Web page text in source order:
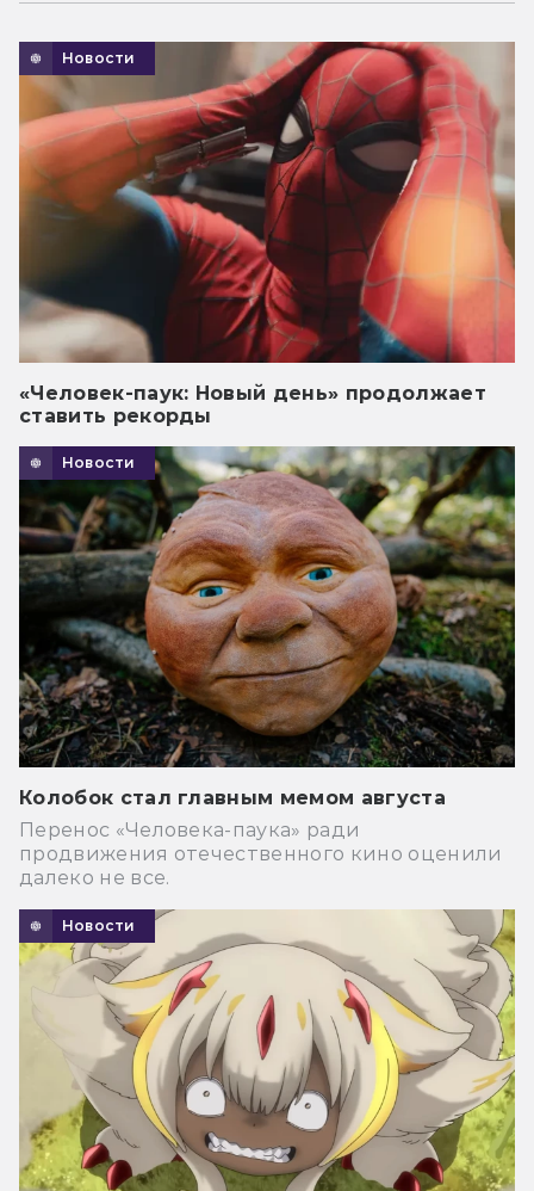
Новости
«Человек-паук: Новый день» продолжает
ставить рекорды
Новости
Колобок стал главным мемом августа
Перенос «Человека-паука» ради
продвижения отечественного кино оценили
далеко не все.
Новости